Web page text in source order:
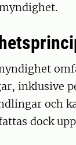
inklusive
och
dock